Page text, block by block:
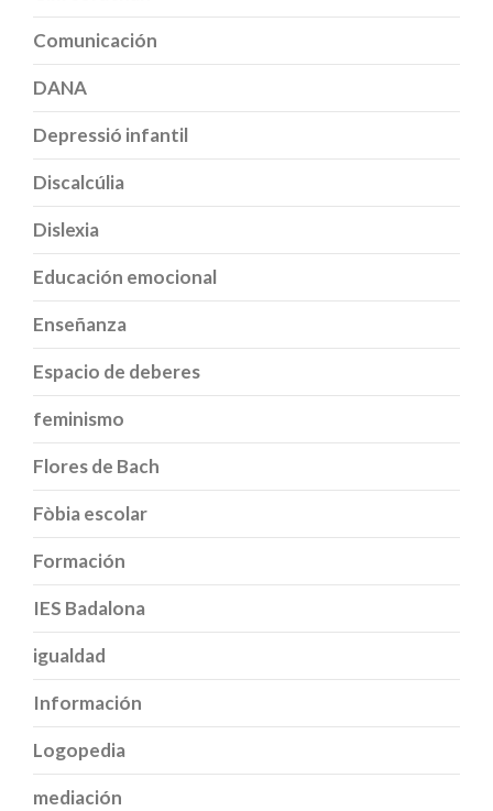
Comunicación
DANA
Depressió infantil
Discalcúlia
Dislexia
Educación emocional
Enseñanza
Espacio de deberes
feminismo
Flores de Bach
Fòbia escolar
Formación
IES Badalona
igualdad
Información
Logopedia
mediación